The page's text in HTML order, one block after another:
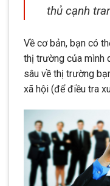
thủ cạnh
Về cơ bản, bạn có
thị trường của mình
sâu về thị trường
xã hội (để điều tra